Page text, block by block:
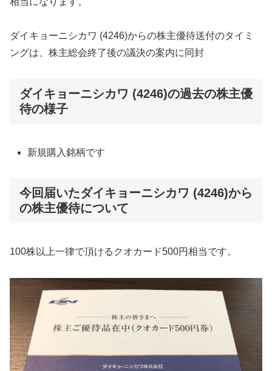
ダイキョーニシカワ (4246)からの株主優待送付のタイミ
ングは、株主総会終了後の議決の案内に同封
ダイキョーニシカワ (4246)の過去の株主優
待の様子
新規購入銘柄です
今回届いたダイキョーニシカワ (4246)から
の株主優待について
100株以上一律で頂けるクオカード500円相当です。